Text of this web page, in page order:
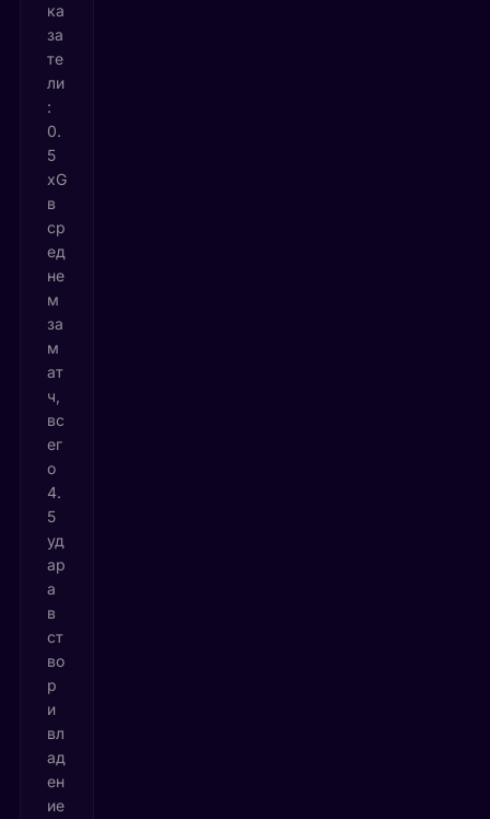
ка
за
те
ли
:
0.
5
xG
в
ср
ед
не
м
за
м
ат
ч,
вс
ег
о
4.
5
уд
ар
а
в
ст
во
р
и
вл
ад
ен
ие